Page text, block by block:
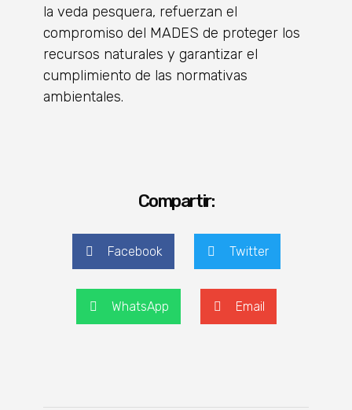
la veda pesquera, refuerzan el
compromiso del MADES de proteger los
recursos naturales y garantizar el
cumplimiento de las normativas
ambientales.
Compartir:
Facebook Twitter
WhatsApp Email